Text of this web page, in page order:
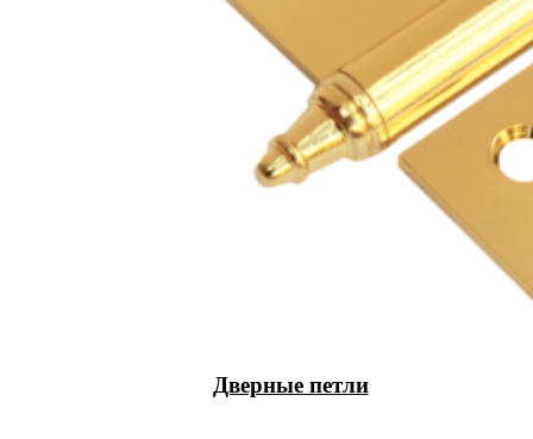
Дверные петли